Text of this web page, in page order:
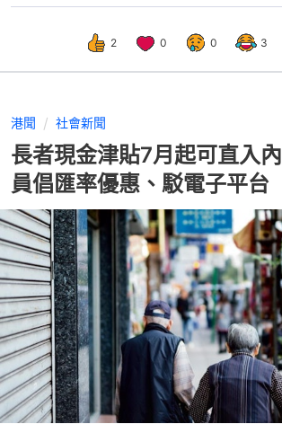
2 0 0 3
港聞 社會新聞
長者現金津貼7月起可直入
員倡匯率優惠、駁電子平台